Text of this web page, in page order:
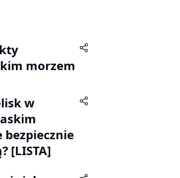
morzem
w
bezpiecznie
[LISTA]